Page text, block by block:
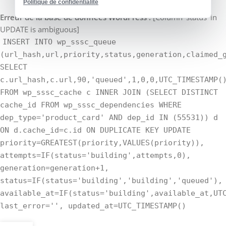
Politique de confidentialité
Erreur de la base de données WordPress :[Column 'status' in
UPDATE is ambiguous]
INSERT INTO wp_sssc_queue
SELECT
FROM wp_sssc_cache c INNER JOIN (SELECT DISTINCT
cache_id FROM wp_sssc_dependencies WHERE
dep_type='product_card' AND dep_id IN (55531)) d
ON d.cache_id=c.id ON DUPLICATE KEY UPDATE
priority=GREATEST(priority,VALUES(priority)),
attempts=IF(status='building',attempts,0),
generation=generation+1,
status=IF(status='building','building','queued'),
last_error='', updated_at=UTC_TIMESTAMP()